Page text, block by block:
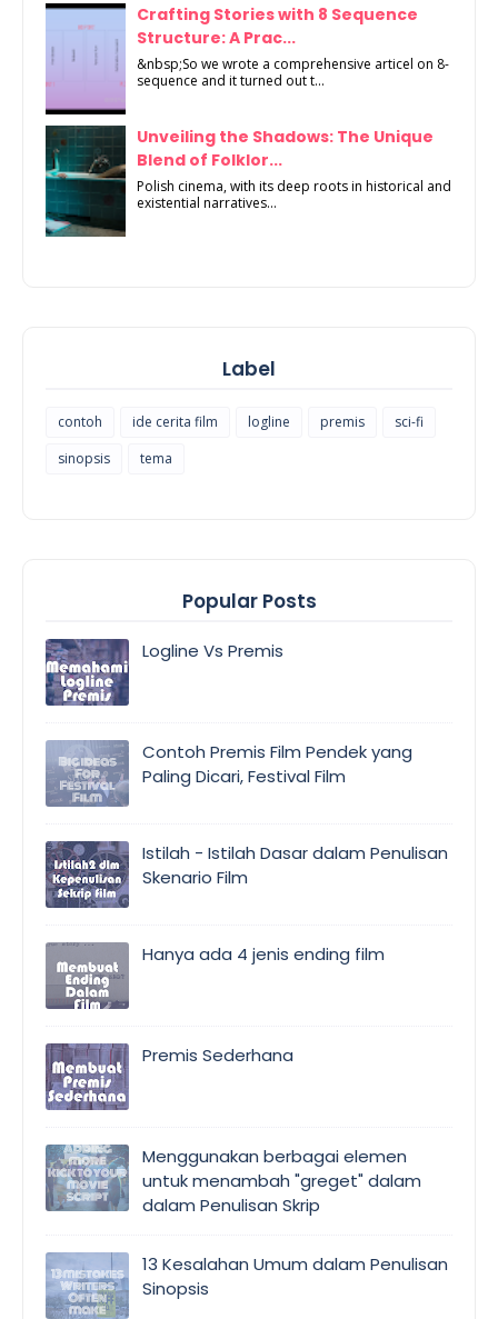
Crafting Stories with 8 Sequence
Structure: A Prac...
&nbsp;So we wrote a comprehensive articel on 8-
sequence and it turned out t...
Unveiling the Shadows: The Unique
Blend of Folklor...
Polish cinema, with its deep roots in historical and
existential narratives...
Label
contoh ide cerita film logline premis
sci-fi
sinopsis
tema
Popular Posts
Logline Vs Premis
Contoh Premis Film Pendek yang
Paling Dicari, Festival Film
Istilah - Istilah Dasar dalam Penulisan
Skenario Film
Hanya ada 4 jenis ending film
Premis Sederhana
Menggunakan berbagai elemen
untuk menambah "greget" dalam
dalam Penulisan Skrip
13 Kesalahan Umum dalam Penulisan
Sinopsis